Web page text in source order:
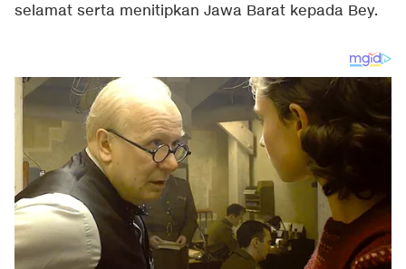
selamat serta menitipkan Jawa Barat kepada Bey.